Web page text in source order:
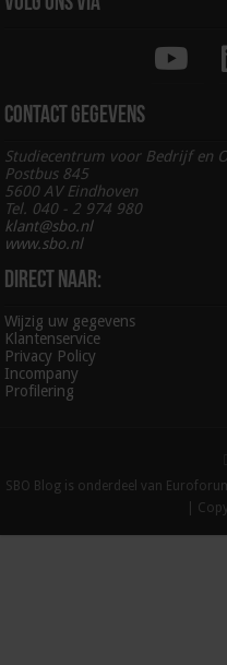
Contact gegevens
Studiecentrum voor Bedrijf en
Postbus 845
5600 AV Eindhoven
Tel. 040 - 2 974 980
klant@sbo.nl
www.sbo.nl
Direct naar:
Wijzig uw gegevens
Klantenservice
Privacy Policy
Incompany
Profilering
SBO Blog is onderdeel van
|